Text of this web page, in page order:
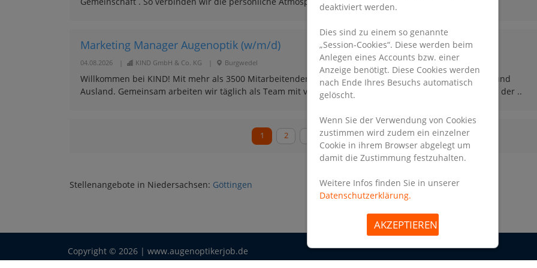
Marketing Manager Augenoptik (w/m/d)
04.08.2026 KIND GmbH & Co. KG Burgwedel
Willkommen bei KIND! Mit mehr als 3500 Mitarbeitenden betreiben wir rund 750 Fachgeschäfte im In- und
Ausland. Gemeinsam arbeiten wir täglich als Team mit viel Freude, Dynamik und Engagement. Als eines der ..
1 2 4 5
Stellenangebote in Niedersachsen: Göttingen
Copyright © 2026 | www.augenoptikerjob.de
deaktiviert werden.
Dies sind zu einem so genannte
„Session-Cookies“. Diese werden beim
Anlegen eines Accounts bzw. einer
Anzeige benötigt. Diese Cookies werden
nach Ende Ihres Besuchs automatisch
gelöscht.
Wenn Sie der Verwendung von Cookies
zustimmen wird zudem ein einzelner
Cookie in ihrem Browser abgelegt um
damit die Zustimmung festzuhalten.
Weitere Infos finden Sie in unserer
Datenschutzerklärung.
AKZEPTIEREN